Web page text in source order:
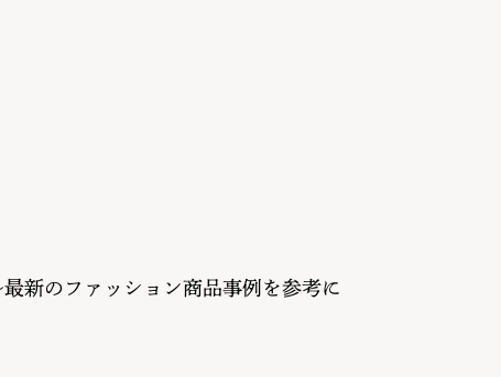
新のファッション商品事例を参考に